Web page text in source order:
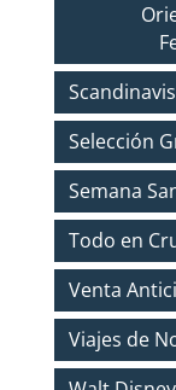
Selección
Semana
Todo en
Venta
Viajes de